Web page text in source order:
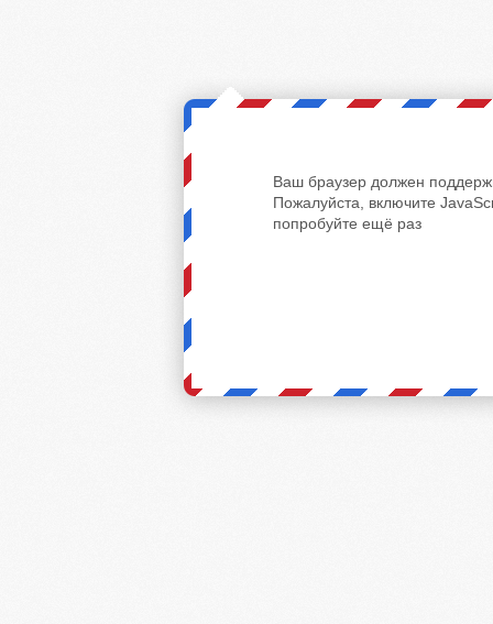
Ваш браузер должен
Пожалуйста, включите
попробуйте ещё раз